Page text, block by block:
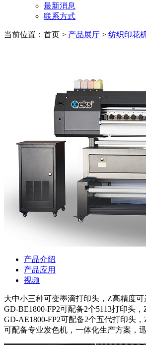
最新消息
联系方式
当前位置：首页 > 产品展厅 > 纺织印花
产品介绍
产品应用
视频
大中小三种可变墨滴打印头，Z高精度可
GD-BE1800-FP2可配备2个5113打印头
GD-AE1800-FP2可配备2个五代打印头
可配备专业发色机，一体化生产方案，